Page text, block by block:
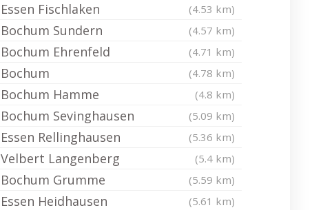
Essen Fischlaken (4.53 km)
Bochum Sundern (4.57 km)
Bochum Ehrenfeld (4.71 km)
Bochum (4.78 km)
Bochum Hamme (4.8 km)
Bochum Sevinghausen (5.09 km)
Essen Rellinghausen (5.36 km)
Velbert Langenberg (5.4 km)
Bochum Grumme (5.59 km)
Essen Heidhausen (5.61 km)